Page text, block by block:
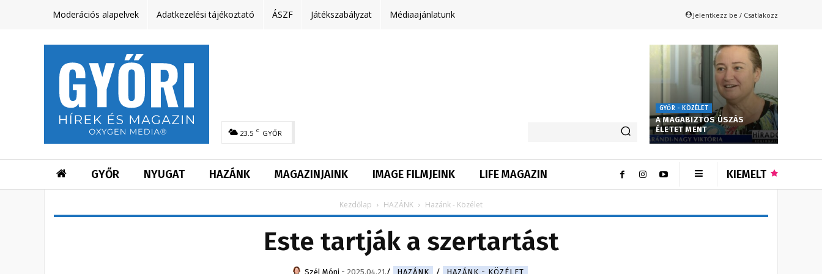
Moderációs alapelvek Adatkezelési tájékoztató ÁSZF Játékszabályzat Médiaajánlatunk Jelentkezz be / Csatlakozz
23.5 C GYŐR
GYŐR - KÖZÉLET
A MAGABIZTOS ÚSZÁS
ÉLETET MENT
GYŐR NYUGAT HAZÁNK MAGAZINJAINK IMAGE FILMJEINK LIFE MAGAZIN KIEMELT
Kezdőlap HAZÁNK Hazánk - Közélet
Este tartják a szertartást
Szél Móni - 2025.04.21. HAZÁNK HAZÁNK - KÖZÉLET